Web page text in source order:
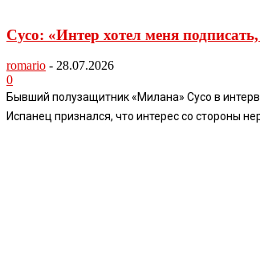
Сусо: «Интер хотел меня
romario - 28.07.2026
0
Бывший полузащитник «Милана» Сусо в
Испанец признался, что интерес со стороны